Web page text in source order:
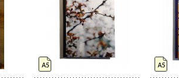
А5 А5